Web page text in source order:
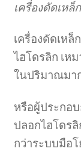
เครื่องดัดเห
เครื่องดัดเห
ไฮโดรลิก เห
ในปริมาณมา
หรือผู้ประกอ
ปลอกไฮโดร
กว่าระบบมือโ